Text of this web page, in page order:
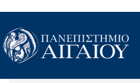
Παράκαμψη προς το κυρίως